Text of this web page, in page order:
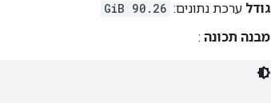
גודל ערכת נתונים: 90.26 GiB
מבנה תכונה :